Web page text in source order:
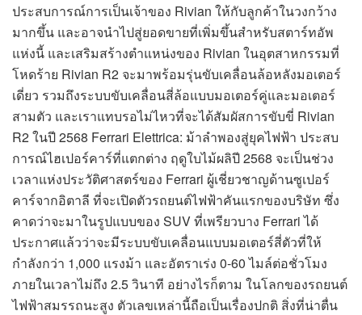
ประสบการณ์การเป็นเจ้าของ Rivian ให้กับลูกค้าในวงกว้าง
มากขึ้น และอาจนำไปสู่ยอดขายที่เพิ่มขึ้นสำหรับสตาร์ทอัพ
แห่งนี้ และเสริมสร้างตำแหน่งของ Rivian ในอุตสาหกรรมที่
โหดร้าย Rivian R2 จะมาพร้อมรุ่นขับเคลื่อนล้อหลังมอเตอร์
เดี่ยว รวมถึงระบบขับเคลื่อนสี่ล้อแบบมอเตอร์คู่และมอเตอร์
สามตัว และเราแทบรอไม่ไหวที่จะได้สัมผัสการขับขี่ Rivian
R2 ในปี 2568 Ferrari Elettrica: ม้าลำพองสู่ยุคไฟฟ้า ประสบ
การณ์ไฮเปอร์คาร์ที่แตกต่าง ฤดูใบไม้ผลิปี 2568 จะเป็นช่วง
เวลาแห่งประวัติศาสตร์ของ Ferrari ผู้เชี่ยวชาญด้านซูเปอร์
คาร์จากอิตาลี ที่จะเปิดตัวรถยนต์ไฟฟ้าคันแรกของบริษัท ซึ่ง
คาดว่าจะมาในรูปแบบของ SUV ที่เพรียวบาง Ferrari ได้
ประกาศแล้วว่าจะมีระบบขับเคลื่อนแบบมอเตอร์สี่ตัวที่ให้
กำลังกว่า 1,000 แรงม้า และอัตราเร่ง 0-60 ไมล์ต่อชั่วโมง
ภายในเวลาไม่ถึง 2.5 วินาที อย่างไรก็ตาม ในโลกของรถยนต์
ไฟฟ้าสมรรถนะสูง ตัวเลขเหล่านี้ถือเป็นเรื่องปกติ สิ่งที่น่าตื่น